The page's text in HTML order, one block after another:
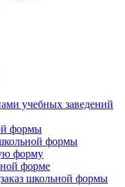
учебных заведений
формы
формы
форму
форме
школьной формы